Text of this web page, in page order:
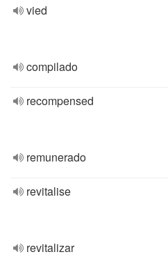
vied
compilado
recompensed
remunerado
revitalise
revitalizar